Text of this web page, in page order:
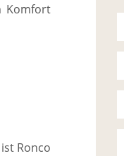
Komfort
Ronco